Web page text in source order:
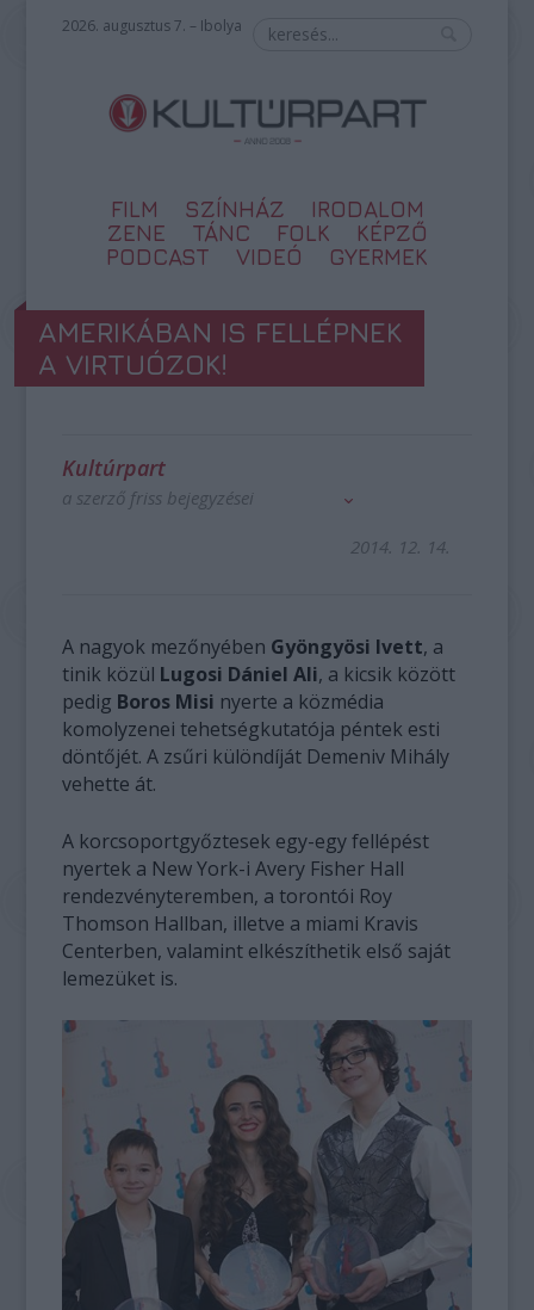
2026. augusztus 7. – Ibolya
FILM SZÍNHÁZ
IRODALOM
ZENE
TÁNC FOLK
KÉPZŐ
PODCAST
VIDEÓ GYERMEK
AMERIKÁBAN IS FELLÉPNEK
A VIRTUÓZOK!
Kultúrpart
a szerző friss bejegyzései
2014. 12. 14.
A nagyok mezőnyében Gyöngyösi Ivett, a
tinik közül Lugosi Dániel Ali, a kicsik között
pedig Boros Misi nyerte a közmédia
komolyzenei tehetségkutatója péntek esti
döntőjét. A zsűri különdíját Demeniv Mihály
vehette át.
A korcsoportgyőztesek egy-egy fellépést
nyertek a New York-i Avery Fisher Hall
rendezvényteremben, a torontói Roy
Thomson Hallban, illetve a miami Kravis
Centerben, valamint elkészíthetik első saját
lemezüket is.